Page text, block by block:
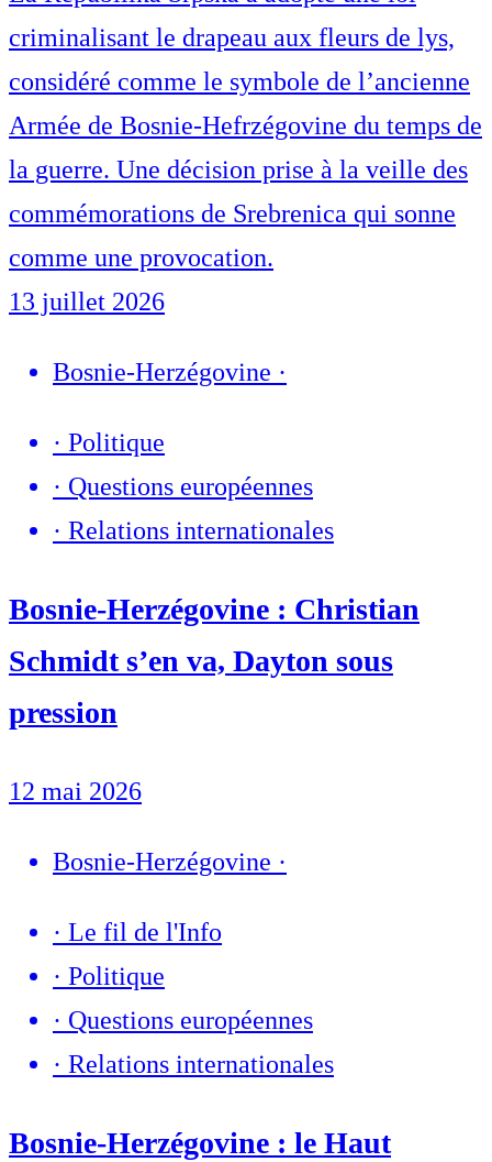
criminalisant le drapeau aux fleurs de lys,
considéré comme le symbole de l’ancienne
Armée de Bosnie-Hefrzégovine du temps de
la guerre. Une décision prise à la veille des
commémorations de Srebrenica qui sonne
comme une provocation.
13 juillet 2026
Bosnie-Herzégovine ·
· Politique
· Questions européennes
· Relations internationales
Bosnie-Herzégovine : Christian
Schmidt s’en va, Dayton sous
pression
12 mai 2026
Bosnie-Herzégovine ·
· Le fil de l'Info
· Politique
· Questions européennes
· Relations internationales
Bosnie-Herzégovine : le Haut